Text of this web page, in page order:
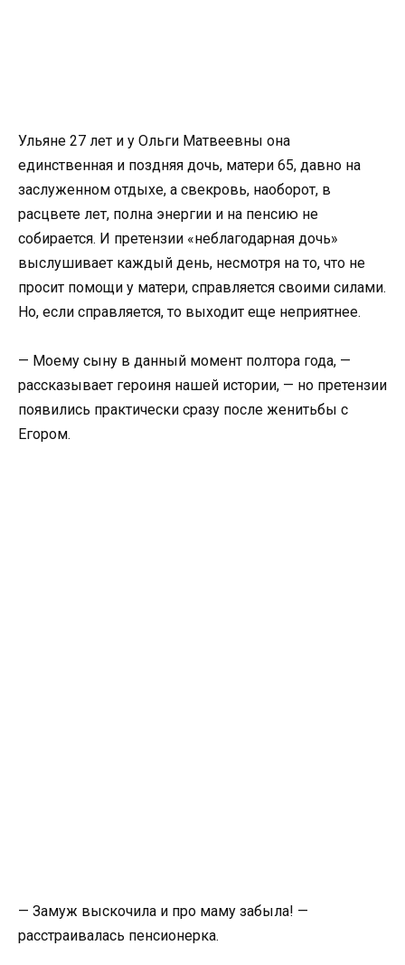
Ульяне 27 лет и у Ольги Матвеевны она
единственная и поздняя дочь, матери 65, давно на
заслуженном отдыхе, а свекровь, наоборот, в
расцвете лет, полна энергии и на пенсию не
собирается. И претензии «неблагодарная дочь»
выслушивает каждый день, несмотря на то, что не
просит помощи у матери, справляется своими силами.
Но, если справляется, то выходит еще неприятнее.
— Моему сыну в данный момент полтора года, —
рассказывает героиня нашей истории, — но претензии
появились практически сразу после женитьбы с
Егором.
— Замуж выскочила и про маму забыла! —
расстраивалась пенсионерка.